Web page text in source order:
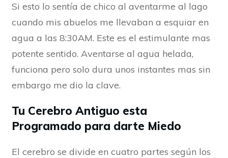
Si esto lo sentía de chico al aventarme al lago
cuando mis abuelos me llevaban a esquiar en
agua a las 8:30AM. Este es el estimulante mas
potente sentido. Aventarse al agua helada,
funciona pero solo dura unos instantes mas sin
embargo me dio la clave.
Tu Cerebro Antiguo esta
Programado para darte Miedo
El cerebro se divide en cuatro partes según los